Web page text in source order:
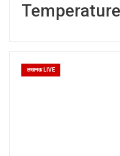
Temperature
लखनऊ LIVE